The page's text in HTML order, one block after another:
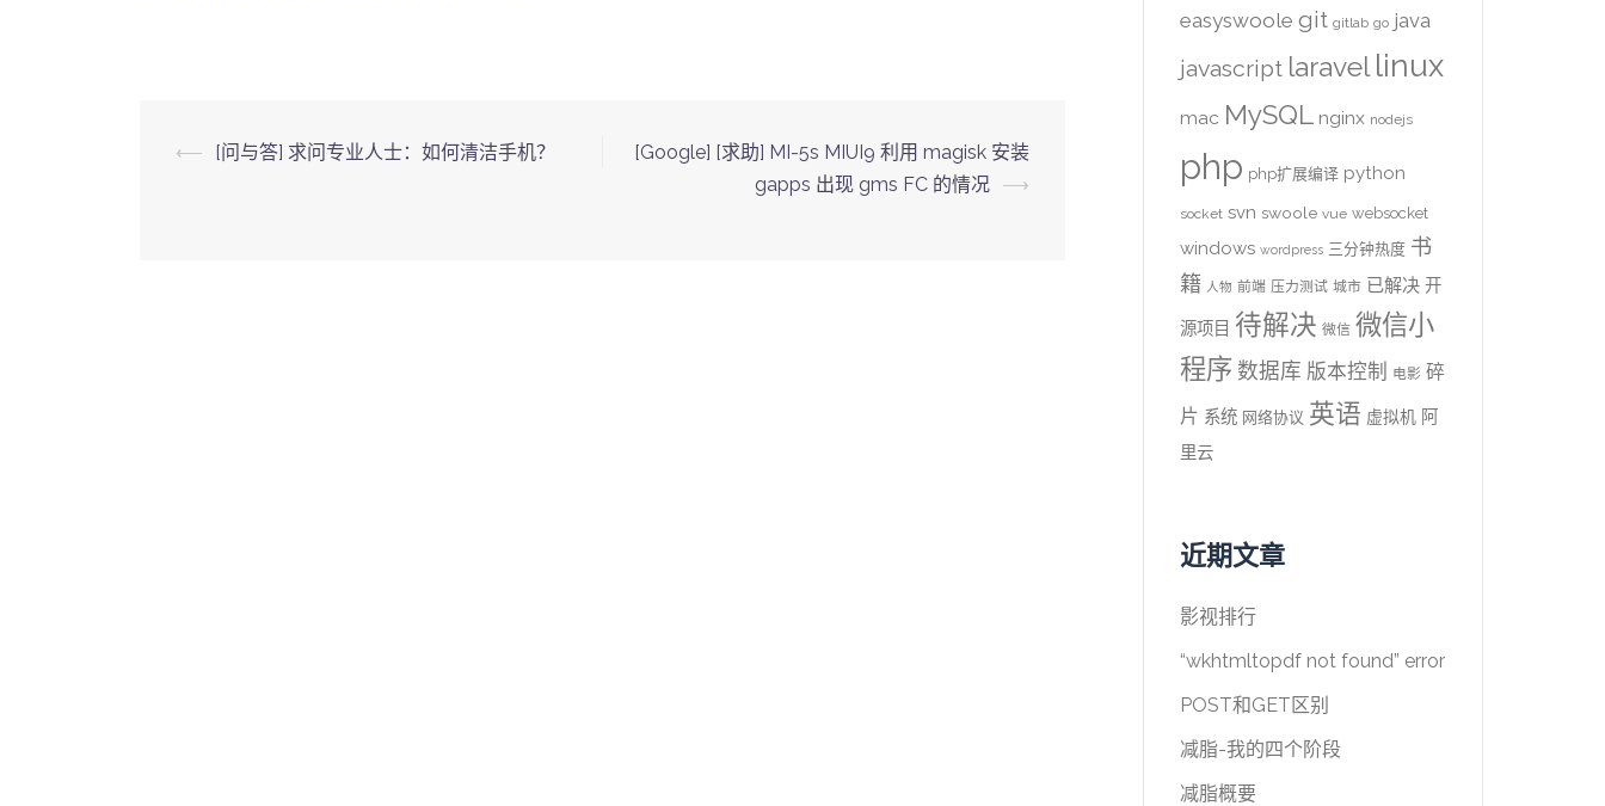
Post
⟵ [问与答] 求问专业人士：如何清洁手机？
[Google] [求助] MI-5s MIUI9 利用 magisk 安装
gapps 出现 gms FC 的情况 ⟶
easyswoole git gitlab go java
javascript laravel linux
mac MySQL nginx nodejs
php php扩展编译 python
socket svn swoole vue websocket
windows wordpress 三分钟热度 书
籍 人物 前端 压力测试 城市 已解决 开
源项目 待解决 微信 微信小
程序 数据库 版本控制 电影 碎
片 系统 网络协议 英语 虚拟机 阿
里云
近期文章
影视排行
“wkhtmltopdf not found” error
POST和GET区别
减脂-我的四个阶段
减脂概要